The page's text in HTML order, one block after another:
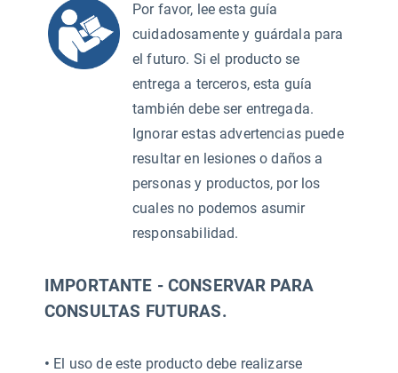
Por favor, lee esta guía
cuidadosamente y guárdala para
el futuro. Si el producto se
entrega a terceros, esta guía
también debe ser entregada.
Ignorar estas advertencias puede
resultar en lesiones o daños a
personas y productos, por los
cuales no podemos asumir
responsabilidad.
IMPORTANTE - CONSERVAR PARA
CONSULTAS FUTURAS.
• El uso de este producto debe realizarse